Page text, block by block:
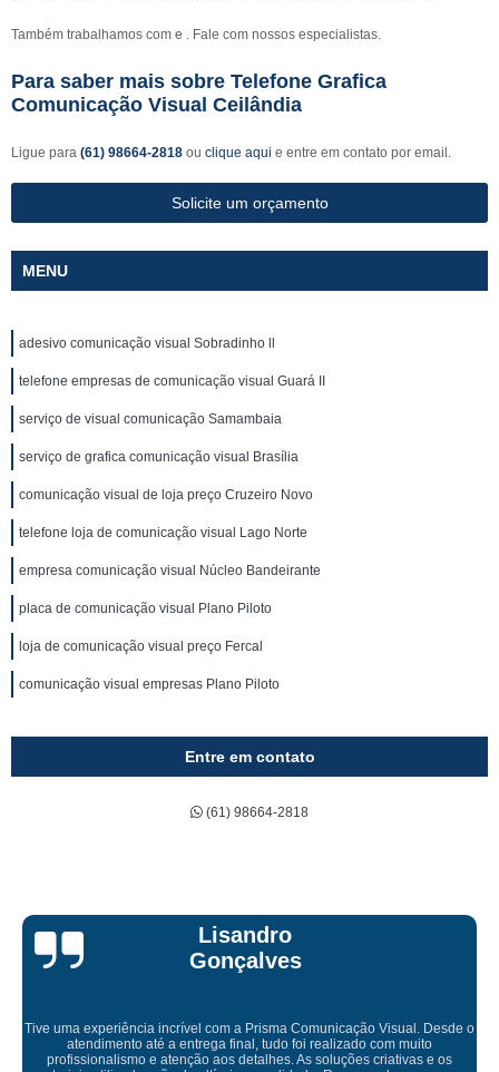
Também trabalhamos com e . Fale com nossos especialistas.
Para saber mais sobre Telefone Grafica
Comunicação Visual Ceilândia
Ligue para (61) 98664-2818 ou clique aqui e entre em contato por email.
Solicite um orçamento
MENU
adesivo comunicação visual Sobradinho ll
telefone empresas de comunicação visual Guará II
serviço de visual comunicação Samambaia
serviço de grafica comunicação visual Brasília
comunicação visual de loja preço Cruzeiro Novo
telefone loja de comunicação visual Lago Norte
empresa comunicação visual Núcleo Bandeirante
placa de comunicação visual Plano Piloto
loja de comunicação visual preço Fercal
comunicação visual empresas Plano Piloto
Entre em contato
(61) 98664-2818
Bruna Eduarda
Empresa maravilhosa, entregue antes do prazo e a instalação da lona